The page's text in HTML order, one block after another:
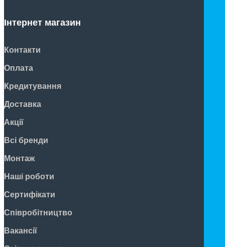
Інтернет магазин
Контакти
Оплата
Кредитування
Доставка
Акції
Всі бренди
Монтаж
Наші роботи
Сертифікати
Співробітництво
Вакансії